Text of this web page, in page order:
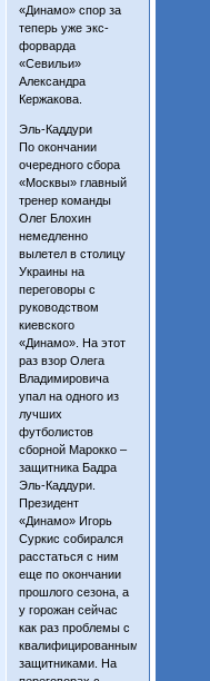
«Динамо» спор за
теперь уже экс-
форварда
«Севильи»
Александра
Кержакова.
Эль-Каддури
По окончании
очередного сбора
«Москвы» главный
тренер команды
Олег Блохин
немедленно
вылетел в столицу
Украины на
переговоры с
руководством
киевского
«Динамо». На этот
раз взор Олега
Владимировича
упал на одного из
лучших
футболистов
сборной Марокко –
защитника Бадра
Эль-Каддури.
Президент
«Динамо» Игорь
Суркис собирался
расстаться с ним
еще по окончании
прошлого сезона, а
у горожан сейчас
как раз проблемы с
квалифицированными
защитниками. На